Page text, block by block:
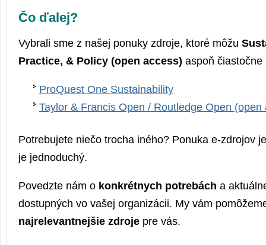
Čo ďalej?
Vybrali sme z našej ponuky zdroje, ktoré môžu
Practice, & Policy (open access) aspoň
ProQuest One Sustainability
Taylor & Francis Open / Routledge Open (open
Potrebujete niečo trocha iného? Ponuka e-zdrojov
je jednoduchý.
Povedzte nám o konkrétnych potrebách a
dostupných vo vašej organizácii. My vám
najrelevantnejšie zdroje pre vás.